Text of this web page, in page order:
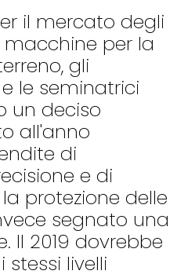
il mercato degli
macchine per la
gli
le seminatrici
un deciso
all'anno
di
e di
protezione delle
segnato una
Il 2019 dovrebbe
livelli